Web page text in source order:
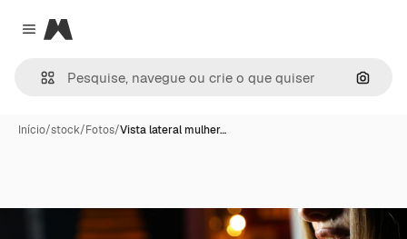
Close menu
Magnific
Início/stock/Fotos/Vista lateral mulher…